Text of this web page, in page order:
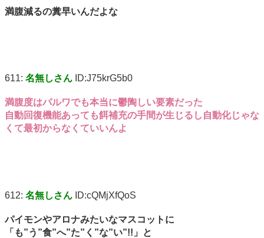
満腹減るの糞早いんだよな
611: 名無しさん ID:J75krG5b0
満腹度はパルワでも本当に鬱陶しい要素だった
自動回復機能あっても餌補充の手間が生じるし自動化じゃな
くて最初からなくていいんよ
612: 名無しさん ID:cQMjXfQoS
パイモンやアロナみたいなマスコットに
「も”う”食”へ”た”く”な”い”!!」と